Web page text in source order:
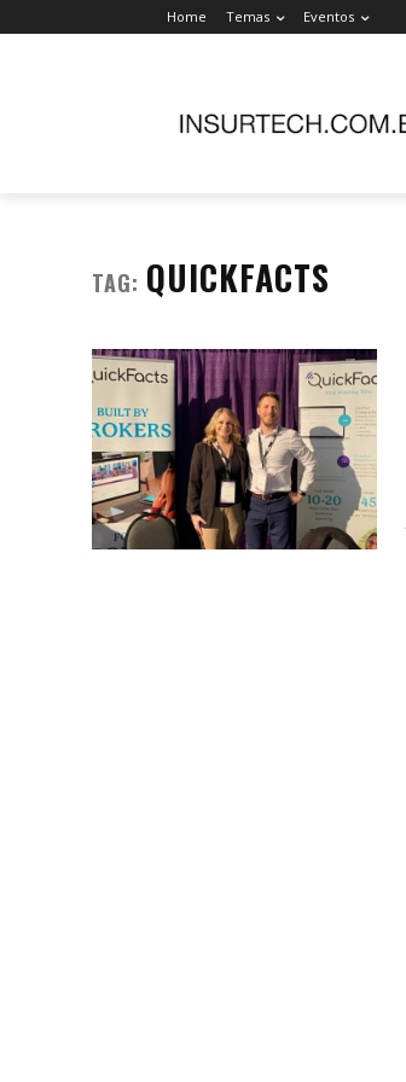
Home Temas Eventos
TAG: QUICKFACTS